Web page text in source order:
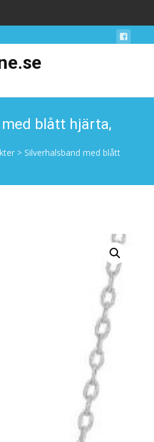
blått hjärta,
> Silverhalsband med blått